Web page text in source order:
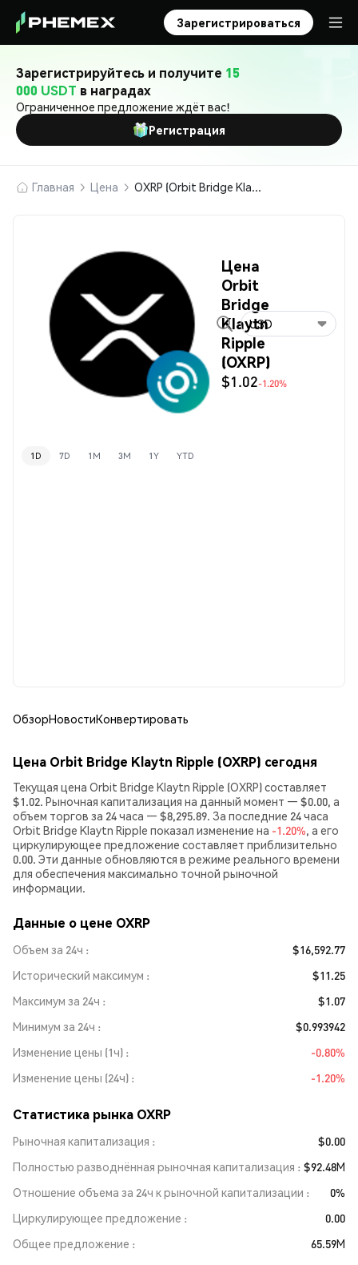
Зарегистрироваться
Зарегистрируйтесь и получите 15
000 USDT в наградах
Ограниченное предложение ждёт вас!
Регистрация
Главная Цена OXRP (Orbit Bridge Klaytn Ripple)
Цена
Orbit
Bridge
Klaytn
Ripple
(OXRP)
$1.02-1.20%
USD
1D 7D 1M 3M 1Y YTD
ОбзорНовостиКонвертировать
Цена Orbit Bridge Klaytn Ripple (OXRP) сегодня
Текущая цена Orbit Bridge Klaytn Ripple (OXRP) составляет
$1.02. Рыночная капитализация на данный момент — $0.00, а
объем торгов за 24 часа — $8,295.89. За последние 24 часа
Orbit Bridge Klaytn Ripple показал изменение на -1.20%, а его
циркулирующее предложение составляет приблизительно
0.00. Эти данные обновляются в режиме реального времени
для обеспечения максимально точной рыночной
информации.
Данные о цене OXRP
Объем за 24ч
$16,592.77
Исторический максимум
$11.25
Максимум за 24ч
$1.07
Минимум за 24ч
$0.993942
Изменение цены (1ч)
-0.80%
Изменение цены (24ч)
-1.20%
Статистика рынка OXRP
Рыночная капитализация
$0.00
Полностью разводнённая рыночная капитализация
$92.48M
Отношение объема за 24ч к рыночной капитализации
0%
Циркулирующее предложение
0.00
Общее предложение
65.59M